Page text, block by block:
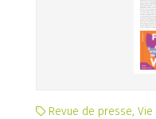
Revue de presse,